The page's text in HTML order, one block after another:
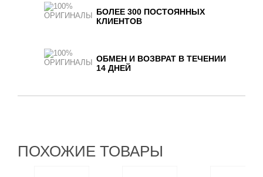
БОЛЕЕ 300 ПОСТОЯННЫХ
КЛИЕНТОВ
ОБМЕН И ВОЗВРАТ В ТЕЧЕНИИ
14 ДНЕЙ
ПОХОЖИЕ ТОВАРЫ